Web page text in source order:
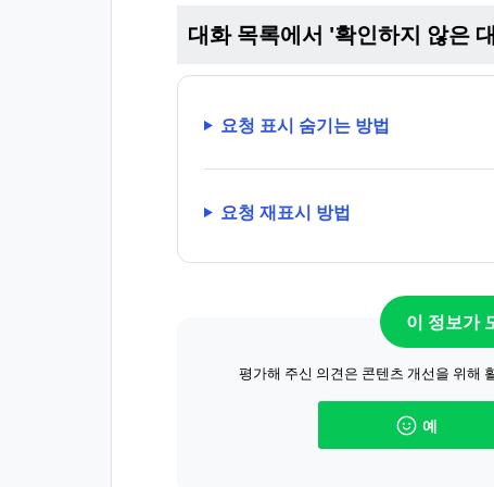
대화 목록에서 '확인하지 않은
요청 표시 숨기는 방법
요청 재표시 방법
이 정보가
평가해 주신 의견은 콘텐츠 개선을 위해
예